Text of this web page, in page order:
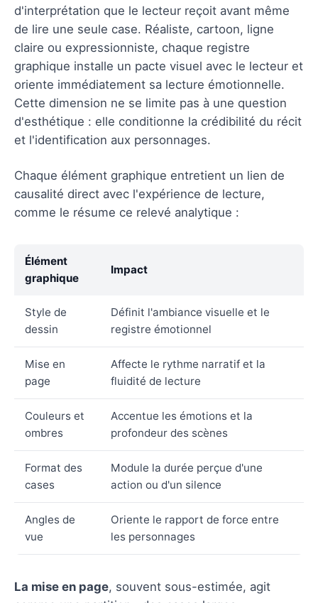
d'interprétation que le lecteur reçoit avant même
de lire une seule case. Réaliste, cartoon, ligne
claire ou expressionniste, chaque registre
graphique installe un pacte visuel avec le lecteur et
oriente immédiatement sa lecture émotionnelle.
Cette dimension ne se limite pas à une question
d'esthétique : elle conditionne la crédibilité du récit
et l'identification aux personnages.
Chaque élément graphique entretient un lien de
causalité direct avec l'expérience de lecture,
comme le résume ce relevé analytique :
Élément
graphique
Impact
Style de
dessin
Définit l'ambiance visuelle et le
registre émotionnel
Mise en
page
Affecte le rythme narratif et la
fluidité de lecture
Couleurs et
ombres
Accentue les émotions et la
profondeur des scènes
Format des
cases
Module la durée perçue d'une
action ou d'un silence
Angles de
vue
Oriente le rapport de force entre
les personnages
La mise en page, souvent sous-estimée, agit